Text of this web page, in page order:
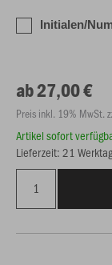
Initialen/
ab 27,00 €
Preis inkl. 19% MwSt.
Artikel sofort
Lieferzeit: 21